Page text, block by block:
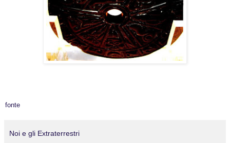
fonte
Noi e gli Extraterrestri